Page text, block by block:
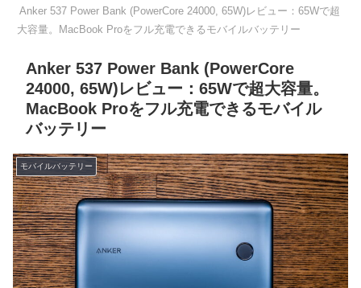
Anker 537 Power Bank (PowerCore 24000, 65W)レビュー：65Wで超
大容量。MacBook Proをフル充電できるモバイルバッテリー
Anker 537 Power Bank (PowerCore
24000, 65W)レビュー：65Wで超大容量。
MacBook Proをフル充電できるモバイル
バッテリー
モバイルバッテリー